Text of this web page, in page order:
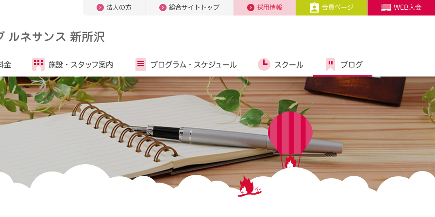
法人の方 総合サイトトップ 採用情報 会員ページ WEB入会
ルネサンス 新所沢
金 施設・ スタッフ案内 プログラム・ スケジュール スクール ブログ